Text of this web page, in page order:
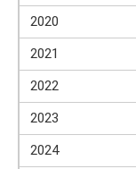
2020
2021
2022
2023
2024